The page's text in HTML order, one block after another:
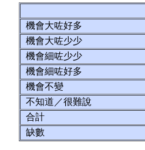
機會大咗好多
機會大咗少少
機會細咗少少
機會細咗好多
機會不變
不知道／很難說
合計
缺數